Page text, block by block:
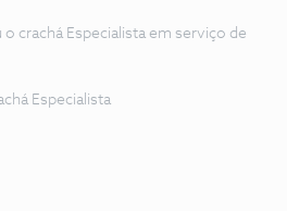
o crachá Especialista em serviço de
Especialista